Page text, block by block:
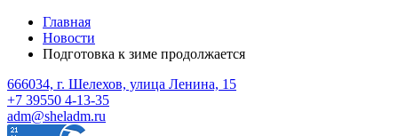
Главная
Новости
Подготовка к зиме продолжается
666034, г. Шелехов, улица Ленина, 15
+7 39550 4-13-35
adm@sheladm.ru